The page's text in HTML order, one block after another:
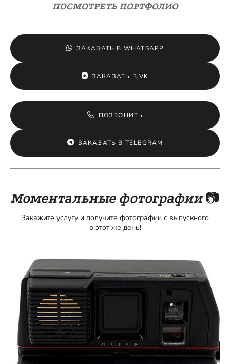
ПОСМОТРЕТЬ ПОРТФОЛИО
ЗАКАЗАТЬ В WHATSAPP
ЗАКАЗАТЬ В VK
ПОЗВОНИТЬ
ЗАКАЗАТЬ В TELEGRAM
Моментальные фотографии📷
Закажите услугу и получите фотографии с выпускного
в этот же день!